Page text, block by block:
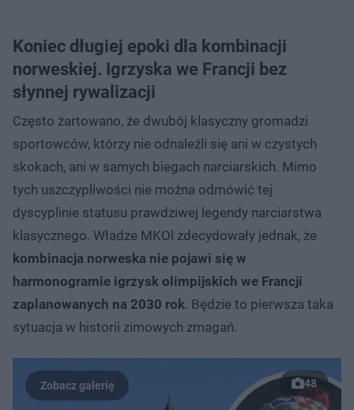
Koniec długiej epoki dla kombinacji
norweskiej. Igrzyska we Francji bez
słynnej rywalizacji
Często żartowano, że dwubój klasyczny gromadzi
sportowców, którzy nie odnaleźli się ani w czystych
skokach, ani w samych biegach narciarskich. Mimo
tych uszczypliwości nie można odmówić tej
dyscyplinie statusu prawdziwej legendy narciarstwa
klasycznego. Władze MKOl zdecydowały jednak, że
kombinacja norweska nie pojawi się w
harmonogramie igrzysk olimpijskich we Francji
zaplanowanych na 2030 rok. Będzie to pierwsza taka
sytuacja w historii zimowych zmagań.
48